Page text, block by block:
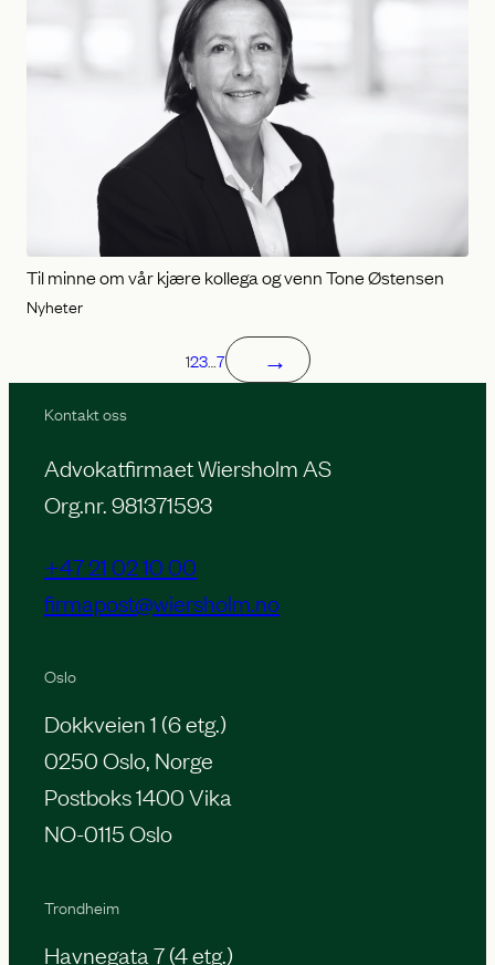
Til minne om vår kjære kollega og venn Tone Østensen
Nyheter
123… 7 →
Kontakt oss
Advokatfirmaet Wiersholm AS
Org.nr. 981371593
+47 21 02 10 00
firmapost@wiersholm.no
Oslo
Dokkveien 1 (6 etg.)
0250 Oslo, Norge
Postboks 1400 Vika
NO-0115 Oslo
Trondheim
Havnegata 7 (4 etg.)